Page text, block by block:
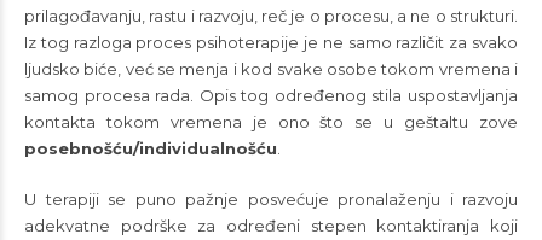
prilagođavanju, rastu i razvoju, reč je o procesu, a ne o strukturi.
Iz tog razloga proces psihoterapije je ne samo različit za svako
ljudsko biće, već se menja i kod svake osobe tokom vremena i
samog procesa rada. Opis tog određenog stila uspostavljanja
kontakta tokom vremena je ono što se u geštaltu zove
posebnošću/individualnošću
U terapiji se puno pažnje posvećuje pronalaženju i razvoju
adekvatne podrške za određeni stepen kontaktiranja koji